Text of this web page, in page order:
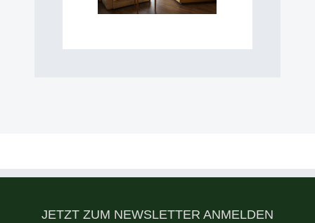
JETZT ZUM NEWSLETTER ANMELDEN